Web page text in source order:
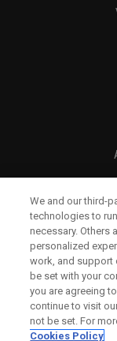
We and our third-
technologies to
necessary. Others
personalized
work, and support
be set with your
you are agreeing
continue to visit
not be set. For
Cookies Policy